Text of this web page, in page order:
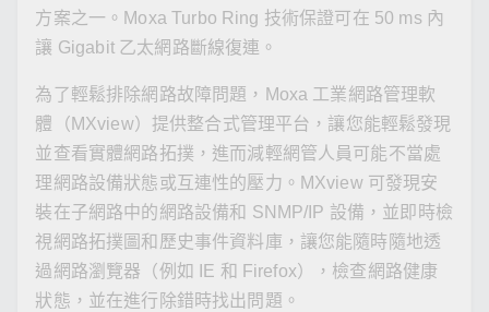
方案之一。Moxa Turbo Ring 技術保證可在 50 ms 內
讓 Gigabit 乙太網路斷線復連。
為了輕鬆排除網路故障問題，Moxa 工業網路管理軟
體（MXview）提供整合式管理平台，讓您能輕鬆發現
並查看實體網路拓撲，進而減輕網管人員可能不當處
理網路設備狀態或互連性的壓力。MXview 可發現安
裝在子網路中的網路設備和 SNMP/IP 設備，並即時檢
視網路拓撲圖和歷史事件資料庫，讓您能隨時隨地透
過網路瀏覽器（例如 IE 和 Firefox），檢查網路健康
狀態，並在進行除錯時找出問題。